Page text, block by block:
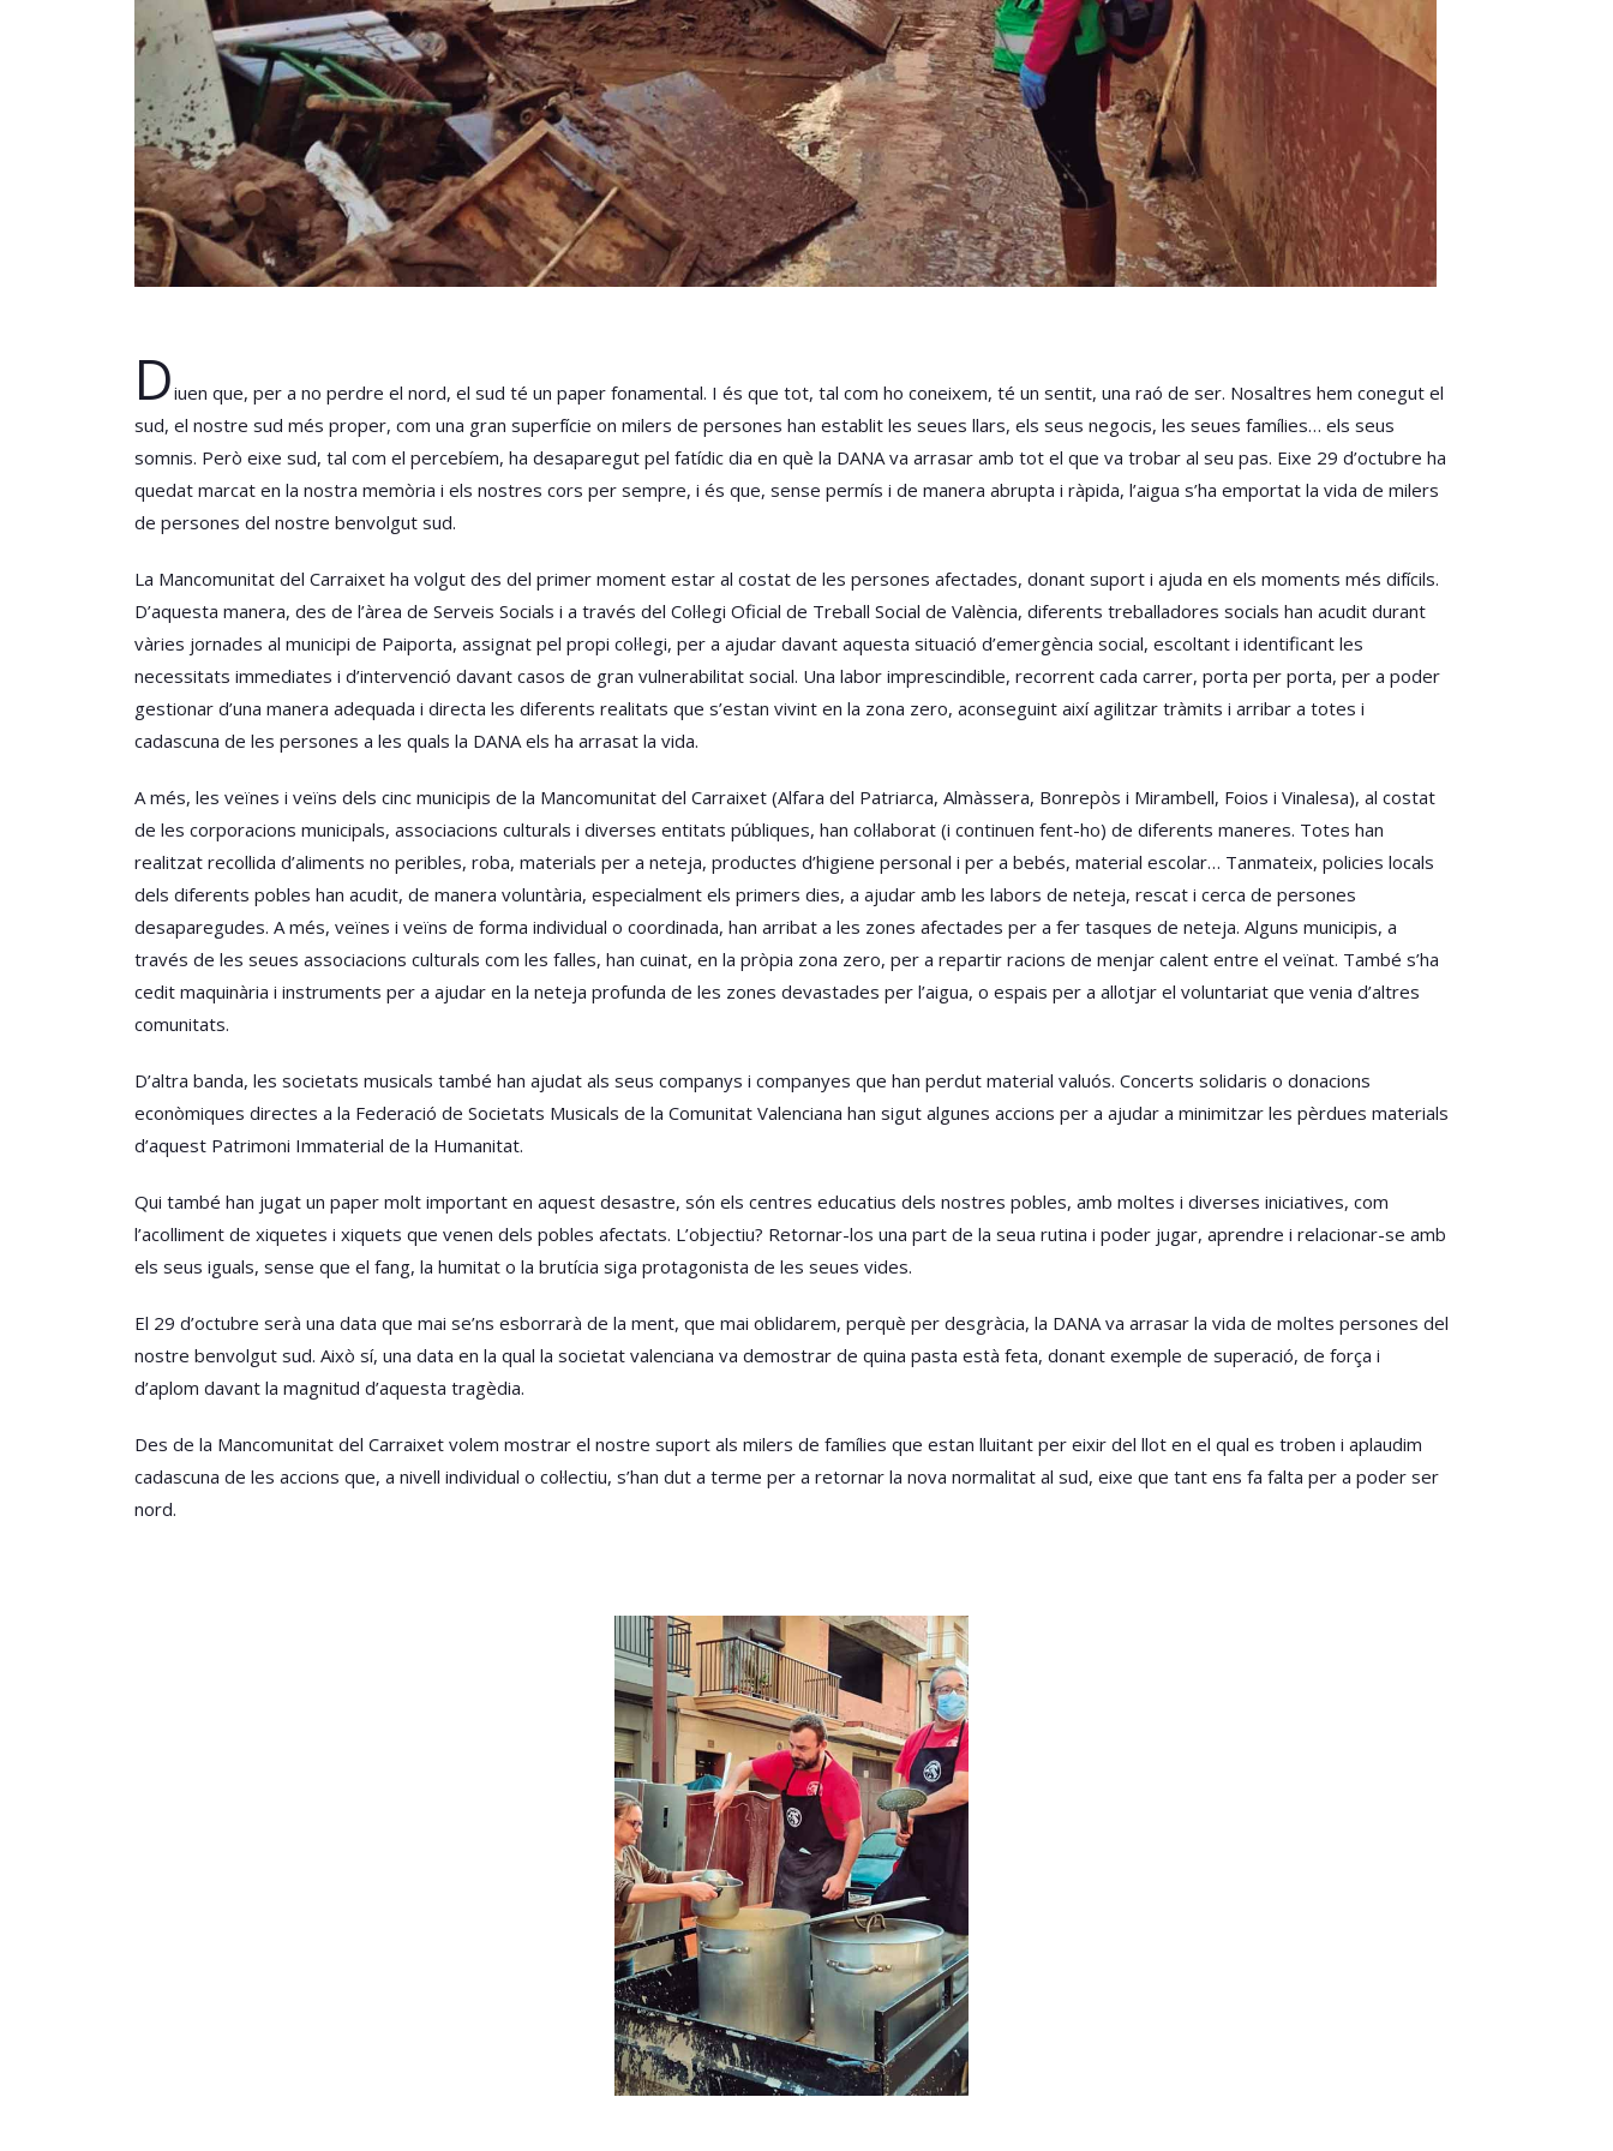
Diuen que, per a no perdre el nord, el sud té un paper fonamental. I és que tot, tal com ho coneixem, té un sentit, una raó de ser. Nosaltres hem conegut el
sud, el nostre sud més proper, com una gran superfície on milers de persones han establit les seues llars, els seus negocis, les seues famílies… els seus
somnis. Però eixe sud, tal com el percebíem, ha desaparegut pel fatídic dia en què la DANA va arrasar amb tot el que va trobar al seu pas. Eixe 29 d’octubre ha
quedat marcat en la nostra memòria i els nostres cors per sempre, i és que, sense permís i de manera abrupta i ràpida, l’aigua s’ha emportat la vida de milers
de persones del nostre benvolgut sud.
La Mancomunitat del Carraixet ha volgut des del primer moment estar al costat de les persones afectades, donant suport i ajuda en els moments més difícils.
D’aquesta manera, des de l’àrea de Serveis Socials i a través del Col·legi Oficial de Treball Social de València, diferents treballadores socials han acudit durant
vàries jornades al municipi de Paiporta, assignat pel propi col·legi, per a ajudar davant aquesta situació d’emergència social, escoltant i identificant les
necessitats immediates i d’intervenció davant casos de gran vulnerabilitat social. Una labor imprescindible, recorrent cada carrer, porta per porta, per a poder
gestionar d’una manera adequada i directa les diferents realitats que s’estan vivint en la zona zero, aconseguint així agilitzar tràmits i arribar a totes i
cadascuna de les persones a les quals la DANA els ha arrasat la vida.
A més, les veïnes i veïns dels cinc municipis de la Mancomunitat del Carraixet (Alfara del Patriarca, Almàssera, Bonrepòs i Mirambell, Foios i Vinalesa), al costat
de les corporacions municipals, associacions culturals i diverses entitats públiques, han col·laborat (i continuen fent-ho) de diferents maneres. Totes han
realitzat recollida d’aliments no peribles, roba, materials per a neteja, productes d’higiene personal i per a bebés, material escolar… Tanmateix, policies locals
dels diferents pobles han acudit, de manera voluntària, especialment els primers dies, a ajudar amb les labors de neteja, rescat i cerca de persones
desaparegudes. A més, veïnes i veïns de forma individual o coordinada, han arribat a les zones afectades per a fer tasques de neteja. Alguns municipis, a
través de les seues associacions culturals com les falles, han cuinat, en la pròpia zona zero, per a repartir racions de menjar calent entre el veïnat. També s’ha
cedit maquinària i instruments per a ajudar en la neteja profunda de les zones devastades per l’aigua, o espais per a allotjar el voluntariat que venia d’altres
comunitats.
D’altra banda, les societats musicals també han ajudat als seus companys i companyes que han perdut material valuós. Concerts solidaris o donacions
econòmiques directes a la Federació de Societats Musicals de la Comunitat Valenciana han sigut algunes accions per a ajudar a minimitzar les pèrdues materials
d’aquest Patrimoni Immaterial de la Humanitat.
Qui també han jugat un paper molt important en aquest desastre, són els centres educatius dels nostres pobles, amb moltes i diverses iniciatives, com
l’acolliment de xiquetes i xiquets que venen dels pobles afectats. L’objectiu? Retornar-los una part de la seua rutina i poder jugar, aprendre i relacionar-se amb
els seus iguals, sense que el fang, la humitat o la brutícia siga protagonista de les seues vides.
El 29 d’octubre serà una data que mai se’ns esborrarà de la ment, que mai oblidarem, perquè per desgràcia, la DANA va arrasar la vida de moltes persones del
nostre benvolgut sud. Això sí, una data en la qual la societat valenciana va demostrar de quina pasta està feta, donant exemple de superació, de força i
d’aplom davant la magnitud d’aquesta tragèdia.
Des de la Mancomunitat del Carraixet volem mostrar el nostre suport als milers de famílies que estan lluitant per eixir del llot en el qual es troben i aplaudim
cadascuna de les accions que, a nivell individual o col·lectiu, s’han dut a terme per a retornar la nova normalitat al sud, eixe que tant ens fa falta per a poder ser
nord.